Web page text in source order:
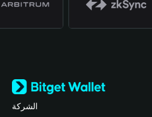
الشركة